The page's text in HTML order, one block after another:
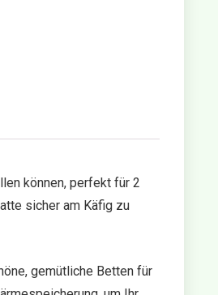
können, perfekt für 2
sicher am Käfig zu
gemütliche Betten für